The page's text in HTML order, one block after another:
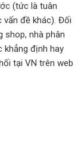
(tức là tuân
vấn đề khác). Đối
shop, nhà phân
khẳng định hay
tại VN trên web